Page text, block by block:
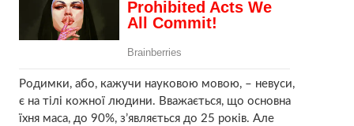
Родимки, або, кажучи науковою мовою, – невуси,
є на тілі кожної людини. Вважається, що основна
їхня маса, до 90%, з’являється до 25 років. Але